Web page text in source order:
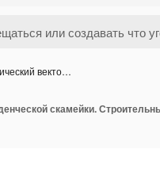
векто…